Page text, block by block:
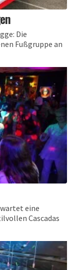
Die
Fußgruppe an
eine
Cascadas